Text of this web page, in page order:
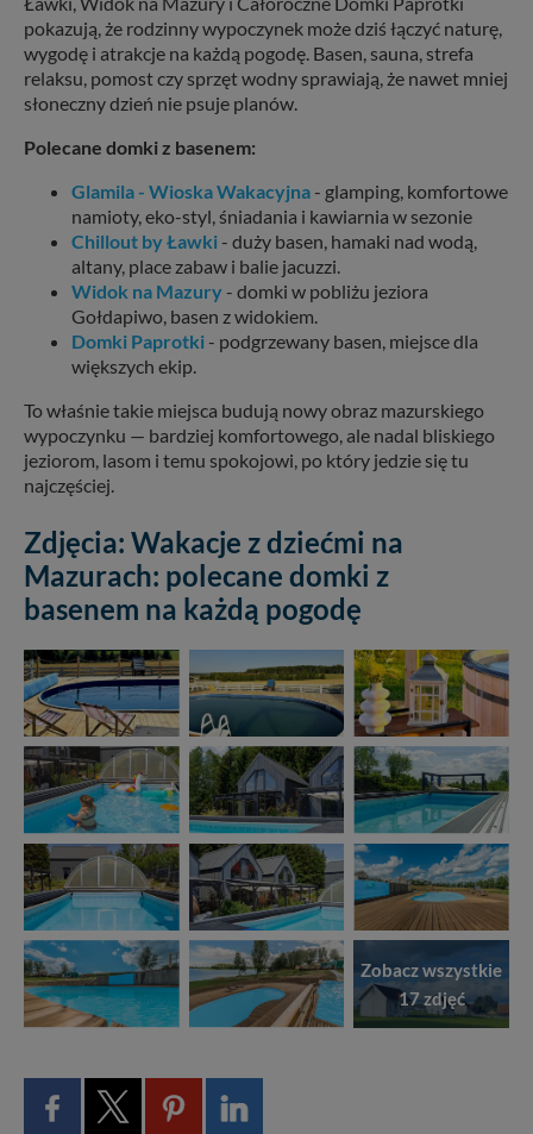
pokazują, że rodzinny wypoczynek może dziś łączyć naturę,
wygodę i atrakcje na każdą pogodę. Basen, sauna, strefa
relaksu, pomost czy sprzęt wodny sprawiają, że nawet mniej
słoneczny dzień nie psuje planów.
Polecane domki z basenem:
Glamila - Wioska Wakacyjna - glamping, komfortowe
namioty, eko-styl, śniadania i kawiarnia w sezonie
Chillout by Ławki - duży basen, hamaki nad wodą,
altany, place zabaw i balie jacuzzi.
Widok na Mazury - domki w pobliżu jeziora
Gołdapiwo, basen z widokiem.
Domki Paprotki - podgrzewany basen, miejsce dla
większych ekip.
To właśnie takie miejsca budują nowy obraz mazurskiego
wypoczynku — bardziej komfortowego, ale nadal bliskiego
jeziorom, lasom i temu spokojowi, po który jedzie się tu
najczęściej.
Zdjęcia: Wakacje z dziećmi na
Mazurach: polecane domki z
basenem na każdą pogodę
Zobacz wszystkie
17 zdjęć